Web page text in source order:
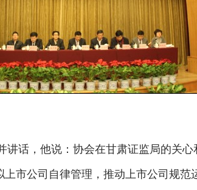
话，他说：协会在甘肃证监局的关
市公司自律管理，推动上市公司规